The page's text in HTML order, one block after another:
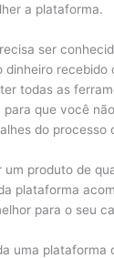
a plataforma.
ser
dinheiro recebido
todas as
que você
do processo
produto de
plataforma
para o seu
uma plataforma